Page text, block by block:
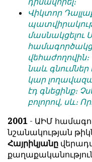
Վիկտոր
նաև գնումներ
կար
էդ գնեցինք։
բոլորով, սև։
2001 - ԱԻՄ
նշանակության
Հայրիկյանը